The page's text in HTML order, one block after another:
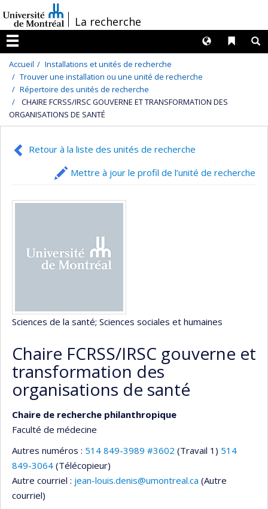
au
contenu
/La recherche
Menu
Liens
Langues
Accueil
Installations et unités de recherche
Trouver une installation ou une unité de recherche
Répertoire des unités de recherche
CHAIRE FCRSS/IRSC GOUVERNE ET TRANSFORMATION DES
ORGANISATIONS DE SANTÉ
Retour à la liste des unités de recherche
Mettre à jour le profil de l’unité de recherche
Sciences de la santé; Sciences sociales et humaines
Chaire FCRSS/IRSC gouverne et
transformation des
organisations de santé
Chaire de recherche philanthropique
Faculté de médecine
Autres numéros : 514 849-3989 #3602 (Travail 1) 514
849-3064 (Télécopieur)
Autre courriel : jean-louis.denis@umontreal.ca (Autre
courriel)